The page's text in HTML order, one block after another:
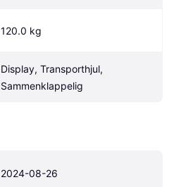
120.0 kg
Display, Transporthjul,
Sammenklappelig
2024-08-26